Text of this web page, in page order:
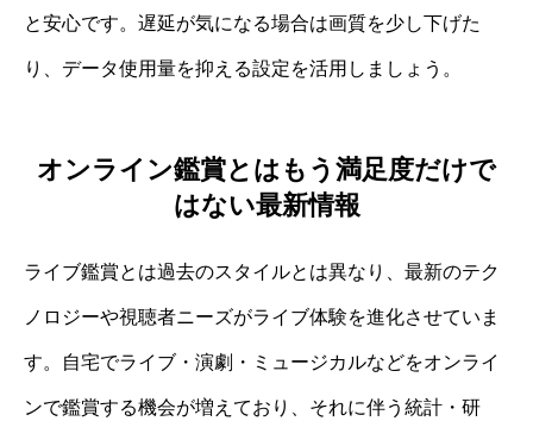
と安心です。遅延が気になる場合は画質を少し下げた
り、データ使用量を抑える設定を活用しましょう。
オンライン鑑賞とはもう満足度だけで
はない最新情報
ライブ鑑賞とは過去のスタイルとは異なり、最新のテク
ノロジーや視聴者ニーズがライブ体験を進化させていま
す。自宅でライブ・演劇・ミュージカルなどをオンライ
ンで鑑賞する機会が増えており、それに伴う統計・研